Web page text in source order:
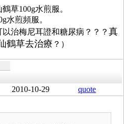
草100g水煎服。
水煎頻服。
治梅尼耳證和糖尿病？？？ 真
鶴草去治療 ？）
2010-10-29 quote